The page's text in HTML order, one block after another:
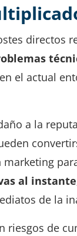
directos
el actual
a la
marketing
al instante
de la
riesgos de